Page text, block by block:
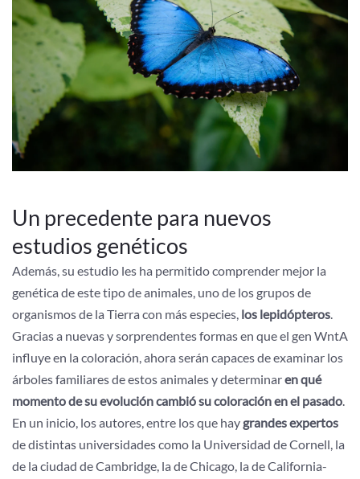
Un precedente para nuevos
estudios genéticos
Además, su estudio les ha permitido comprender mejor la
genética de este tipo de animales, uno de los grupos de
organismos de la Tierra con más especies, los lepidópteros.
Gracias a nuevas y sorprendentes formas en que el gen WntA
influye en la coloración, ahora serán capaces de examinar los
árboles familiares de estos animales y determinaren qué
momento de su evolución cambió su coloración en el pasado.
En un inicio, los autores, entre los que hay grandes expertos
de distintas universidades como la Universidad de Cornell, la
de la ciudad de Cambridge, la de Chicago, la de California-